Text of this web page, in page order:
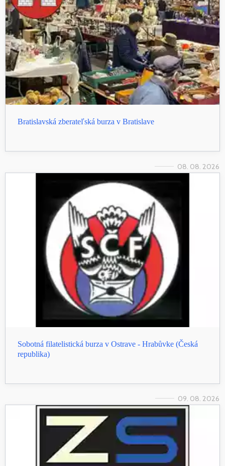
Bratislavská zberateľská burza v Bratislave
08. 08. 2026
Sobotná filatelistická burza v Ostrave - Hrabůvke (Česká
republika)
09. 08. 2026